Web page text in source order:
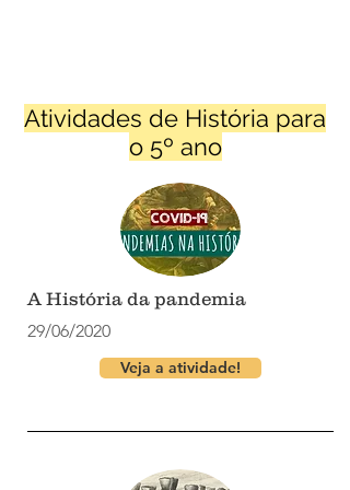
Atividades de História para
o 5º ano
A História da pandemia
29/06/2020
Veja a atividade!